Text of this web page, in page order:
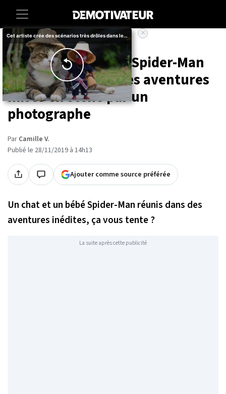
Accueil Societe Animaux
Un chat et un bébé Spider-Man
sont réunis dans des aventures
mises en scène par un
photographe
Par Camille V.
Publié le 28/11/2019 à 14h13
Ajouter comme source préférée
×
Un chat et un bébé Spider-Man réunis dans des
aventures inédites, ça vous tente ?
La suite après cette publicité